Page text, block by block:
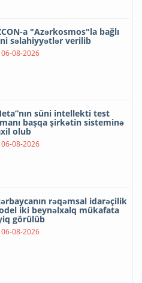
a "Azərkosmos"la bağlı
səlahiyyətlər verilib
06-08-2026
süni intellekti test
başqa şirkətin sisteminə
olub
06-08-2026
rəqəmsal idarəçilik
iki beynəlxalq mükafata
görülüb
06-08-2026